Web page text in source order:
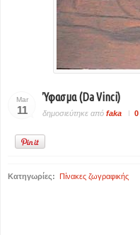
Mar
11
Ύφασμα (da Vinci)
δημοσιεύτηκε από faka 0
Κατηγωρίες: Πίνακες ζωγραφικής